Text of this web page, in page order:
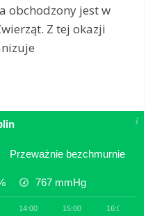
obchodzony jest w
Z tej okazji
Przeważnie bezchmurnie
767 mmHg
14:00 15:00 16:00